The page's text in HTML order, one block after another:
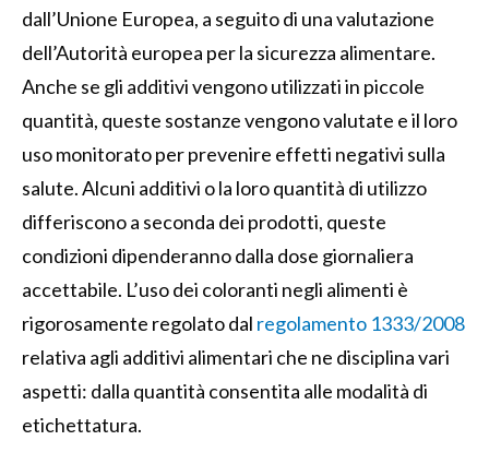
dall’Unione Europea, a seguito di una valutazione
dell’Autorità europea per la sicurezza alimentare.
Anche se gli additivi vengono utilizzati in piccole
quantità, queste sostanze vengono valutate e il loro
uso monitorato per prevenire effetti negativi sulla
salute. Alcuni additivi o la loro quantità di utilizzo
differiscono a seconda dei prodotti, queste
condizioni dipenderanno dalla dose giornaliera
accettabile. L’uso dei coloranti negli alimenti è
rigorosamente regolato dal regolamento 1333/2008
relativa agli additivi alimentari che ne disciplina vari
aspetti: dalla quantità consentita alle modalità di
etichettatura.